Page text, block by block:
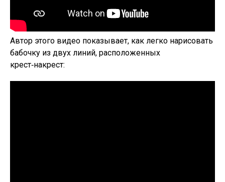
Автор этого видео показывает, как легко нарисовать
бабочку из двух линий, расположенных
крест‑накрест: